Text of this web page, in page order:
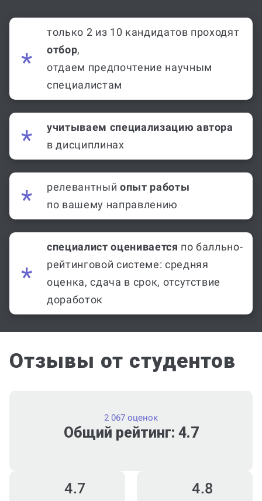
только 2 из 10 кандидатов проходят
отбор,
отдаем предпочтение научным
специалистам
учитываем специализацию автора
в дисциплинах
релевантный опыт работы
по вашему направлению
специалист оценивается по балльно-
рейтинговой системе: средняя
оценка, сдача в срок, отсутствие
доработок
Отзывы от студентов
Общий рейтинг: 4.7
2 067 оценок
4.7 4.8